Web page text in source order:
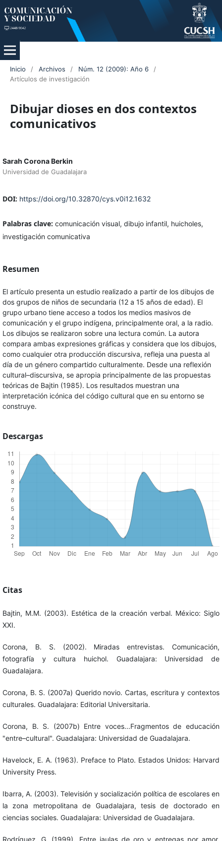
Inicio / Archivos / Núm. 12 (2009): Año 6
/
Artículos de investigación
Dibujar dioses en dos contextos
comunicativos
Sarah Corona Berkin
Universidad de Guadalajara
DOI: https://doi.org/10.32870/cys.v0i12.1632
Palabras clave: comunicación visual, dibujo infantil, huicholes,
investigación comunicativa
Resumen
El artículo presenta un estudio realizado a partir de los dibujos de
dos grupos de niños de secundaria (12 a 15 años de edad). El
grupo urbano tiene acceso a todos los medios masivos de
comunicación y el grupo indígena, principalmente oral, a la radio.
Los dibujos se realizaron sobre una lectura común. La autora
compara ambas expresiones gráficas y considera que los dibujos,
como cualquier otra producción discursiva, refleja una puesta al
día de un género compartido culturalmente. Desde una reflexión
cultural–discursiva, se apropia principalmente de las propuestas
teóricas de Bajtin (1985). Los resultados muestran una
interpretación icónica del código cultural que en su entorno se
construye.
Descargas
Citas
Bajtin, M.M. (2003). Estética de la creación verbal. México: Siglo
XXI.
Corona, B. S. (2002). Miradas entrevistas. Comunicación,
fotografía y cultura huichol. Guadalajara: Universidad de
Guadalajara.
Corona, B. S. (2007a) Querido novio. Cartas, escritura y contextos
culturales. Guadalajara: Editorial Universitaria.
Corona, B. S. (2007b) Entre voces...Fragmentos de educación
"entre–cultural". Guadalajara: Universidad de Guadalajara.
Havelock, E. A. (1963). Preface to Plato. Estados Unidos: Harvard
University Press.
Ibarra, A. (2003). Televisión y socialización política de escolares en
la zona metropolitana de Guadalajara, tesis de doctorado en
ciencias sociales. Guadalajara: Universidad de Guadalajara.
Rodríguez, G. (1999). Entre jaulas de oro y entregas por amor.